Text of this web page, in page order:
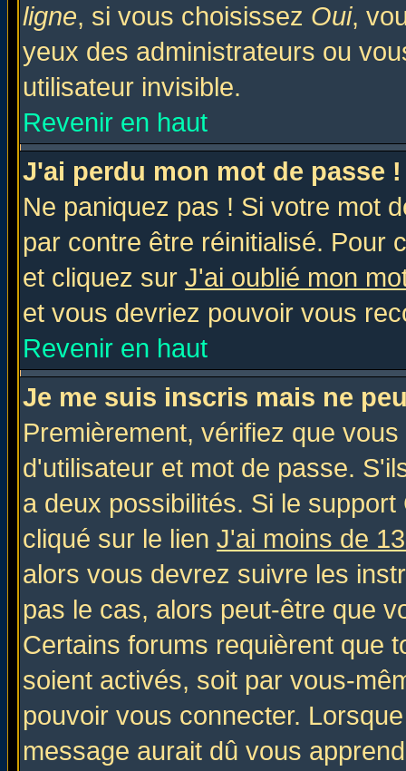
ligne, si vous choisissez Oui,
yeux des administrateurs ou
utilisateur invisible.
Revenir en haut
J'ai perdu mon mot de passe !
Ne paniquez pas ! Si votre mot
par contre être réinitialisé. Pour
et cliquez sur J'ai oublié mon
et vous devriez pouvoir vous
Revenir en haut
Je me suis inscris mais ne
Premièrement, vérifiez que
d'utilisateur et mot de passe.
a deux possibilités. Si le
cliqué sur le lien J'ai moins de
alors vous devrez suivre les
pas le cas, alors peut-être que
Certains forums requièrent que
soient activés, soit par vous-
pouvoir vous connecter.
message aurait dû vous